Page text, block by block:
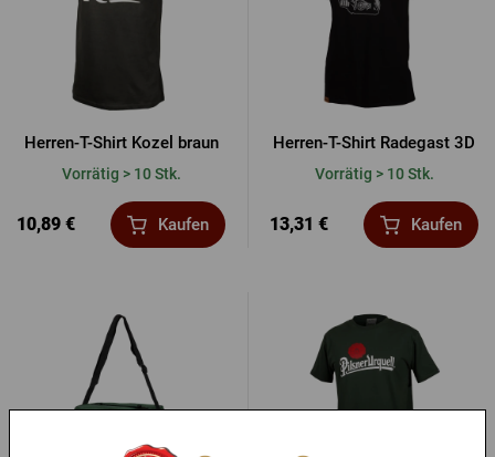
Herren-T-Shirt Kozel braun
Vorrätig > 10 Stk.
10,89 € Kaufen
Herren-T-Shirt Radegast 3D
Vorrätig > 10 Stk.
13,31 € Kaufen